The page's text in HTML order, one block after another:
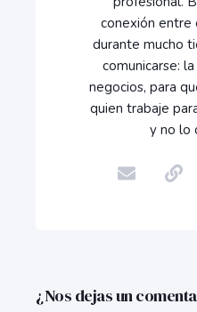
conexión entre
durante mucho
comunicarse:
negocios, para
quien trabaje
y no lo
¿Nos dejas un